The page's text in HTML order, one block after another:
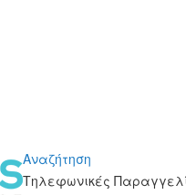
Αναζήτηση
Τηλεφωνικές